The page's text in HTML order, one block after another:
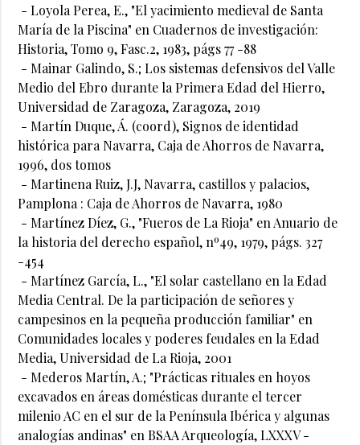
- Loyola Perea, E., "El yacimiento medieval de Santa
María de la Piscina" en Cuadernos de investigación:
Historia, Tomo 9, Fasc.2, 1983, págs 77 -88
- Mainar Galindo, S.; Los sistemas defensivos del Valle
Medio del Ebro durante la Primera Edad del Hierro,
Universidad de Zaragoza, Zaragoza, 2019
- Martín Duque, Á. (coord), Signos de identidad
histórica para Navarra, Caja de Ahorros de Navarra,
1996, dos tomos
- Martinena Ruiz, J.J, Navarra, castillos y palacios,
Pamplona : Caja de Ahorros de Navarra, 1980
- Martínez Díez, G., "Fueros de La Rioja" en Anuario de
la historia del derecho español, nº49, 1979, págs. 327
-454
- Martínez García, L., "El solar castellano en la Edad
Media Central. De la participación de señores y
campesinos en la pequeña producción familiar" en
Comunidades locales y poderes feudales en la Edad
Media, Universidad de La Rioja, 2001
- Mederos Martín, A.; "Prácticas rituales en hoyos
excavados en áreas domésticas durante el tercer
milenio AC en el sur de la Península Ibérica y algunas
analogías andinas" en BSAA Arqueología, LXXXV -